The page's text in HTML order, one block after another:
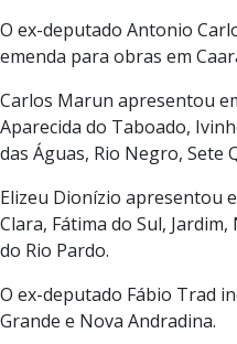
O ex-deputado Antonio
emenda para obras em
Carlos Marun apresentou
Aparecida do Taboado,
das Águas, Rio Negro, Sete
Elizeu Dionízio apresentou
Clara, Fátima do Sul,
do Rio Pardo.
O ex-deputado Fábio Trad
Grande e Nova Andradina.